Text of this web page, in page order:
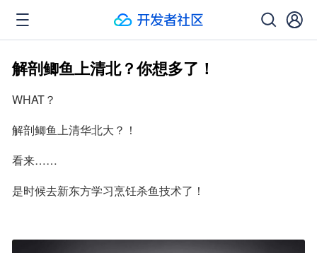
解剖鲫鱼上清北？你想多了！
WHAT？
解剖鲫鱼上清华北大？！
看来……
是时候去新东方学习烹饪杀鱼技术了！